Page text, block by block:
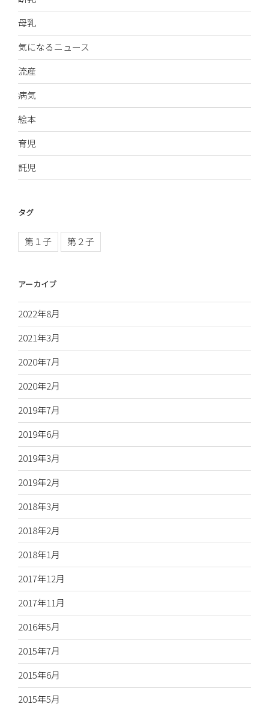
母乳
気になるニュース
流産
病気
絵本
育児
託児
タグ
第１子 第２子
アーカイブ
2022年8月
2021年3月
2020年7月
2020年2月
2019年7月
2019年6月
2019年3月
2019年2月
2018年3月
2018年2月
2018年1月
2017年12月
2017年11月
2016年5月
2015年7月
2015年6月
2015年5月